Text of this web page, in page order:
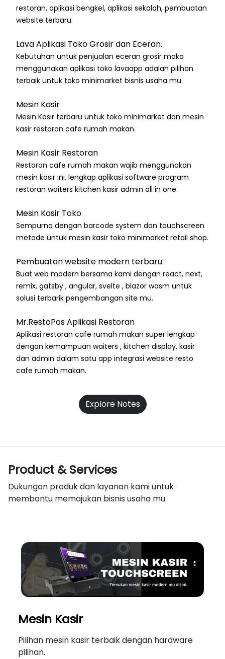
restoran, aplikasi bengkel, aplikasi sekolah, pembuatan
website terbaru.
Lava Aplikasi Toko Grosir dan Eceran.
Kebutuhan untuk penjualan eceran grosir maka
menggunakan aplikasi toko lavaapp adalah pilihan
terbaik untuk toko minimarket bisnis usaha mu.
Mesin Kasir
Mesin Kasir terbaru untuk toko minimarket dan mesin
kasir restoran cafe rumah makan.
Mesin Kasir Restoran
Restoran cafe rumah makan wajib menggunakan
mesin kasir ini, lengkap aplikasi software program
restoran waiters kitchen kasir admin all in one.
Mesin Kasir Toko
Sempurna dengan barcode system dan touchscreen
metode untuk mesin kasir toko minimarket retail shop.
Pembuatan website modern terbaru
Buat web modern bersama kami dengan react, next,
remix, gatsby , angular, svelte , blazor wasm untuk
solusi terbarik pengembangan site mu.
Mr.RestoPos Aplikasi Restoran
Aplikasi restoran cafe rumah makan super lengkap
dengan kemampuan waiters , kitchen display, kasir
dan admin dalam satu app integrasi website resto
cafe rumah makan.
Explore Notes
Product & Services
Dukungan produk dan layanan kami untuk
membantu memajukan bisnis usaha mu.
Mesin Kasir
Pilihan mesin kasir terbaik dengan hardware
pilihan.